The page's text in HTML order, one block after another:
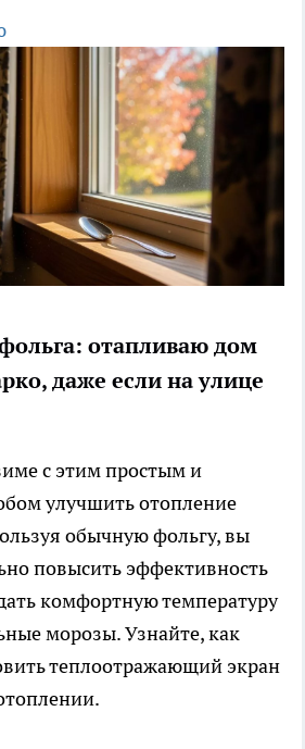
отапливаю дом
даже если на улице
с этим простым и
улучшить отопление
обычную фольгу, вы
повысить эффективность
комфортную температуру
морозы. Узнайте, как
теплоотражающий экран